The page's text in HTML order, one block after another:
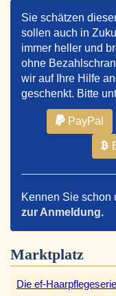
Sie schätzen
sollen auch in
immer heller und
ohne
wir auf Ihre Hilfe
geschenkt. Bitte
PayPal
Kennen Sie schon
zur Anmeldung.
Marktplatz
Die ef-Haarpflegeserie